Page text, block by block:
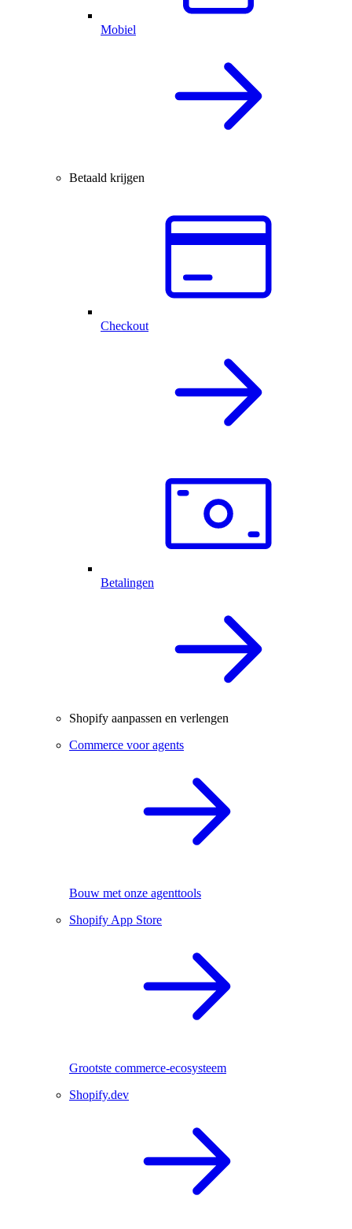
Mobiel
Betaald krijgen
Checkout
Betalingen
Shopify aanpassen en verlengen
Commerce voor agents
Bouw met onze agenttools
Shopify App Store
Grootste commerce-ecosysteem
Shopify.dev